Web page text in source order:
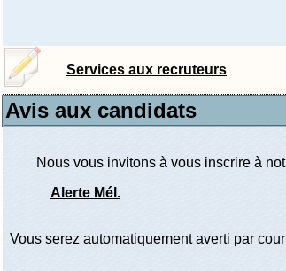
Services aux recruteurs
Avis aux candidats
Nous vous invitons à vous inscrire à
Alerte Mél.
Vous serez automatiquement averti par